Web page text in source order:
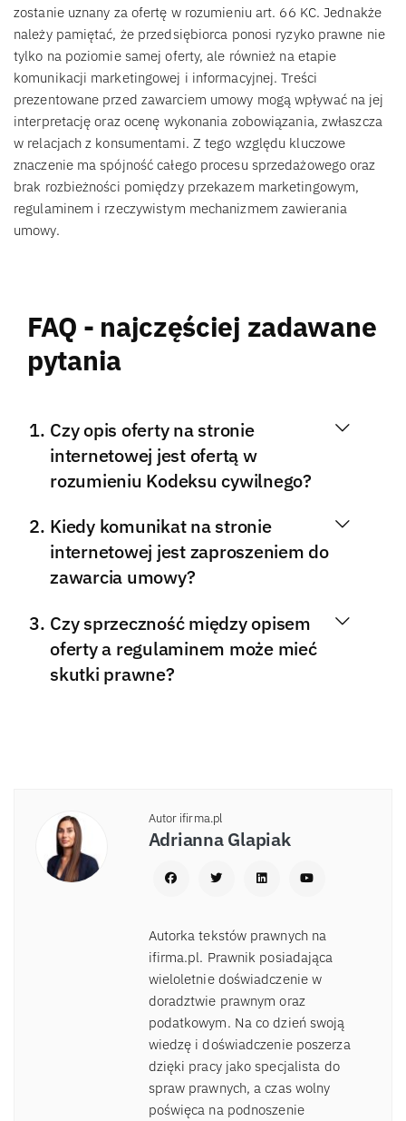
zostanie uznany za ofertę w rozumieniu art. 66 KC. Jednakże
należy pamiętać, że przedsiębiorca ponosi ryzyko prawne nie
tylko na poziomie samej oferty, ale również na etapie
komunikacji marketingowej i informacyjnej. Treści
prezentowane przed zawarciem umowy mogą wpływać na jej
interpretację oraz ocenę wykonania zobowiązania, zwłaszcza
w relacjach z konsumentami. Z tego względu kluczowe
znaczenie ma spójność całego procesu sprzedażowego oraz
brak rozbieżności pomiędzy przekazem marketingowym,
regulaminem i rzeczywistym mechanizmem zawierania
umowy.
FAQ - najczęściej zadawane
pytania
Czy opis oferty na stronie
internetowej jest ofertą w
rozumieniu Kodeksu cywilnego?
Kiedy komunikat na stronie
internetowej jest zaproszeniem do
zawarcia umowy?
Czy sprzeczność między opisem
oferty a regulaminem może mieć
skutki prawne?
Autor ifirma.pl
Adrianna Glapiak
Autorka tekstów prawnych na
ifirma.pl. Prawnik posiadająca
wieloletnie doświadczenie w
doradztwie prawnym oraz
podatkowym. Na co dzień swoją
wiedzę i doświadczenie poszerza
dzięki pracy jako specjalista do
spraw prawnych, a czas wolny
poświęca na podnoszenie